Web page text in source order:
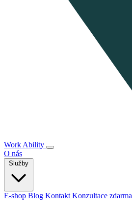
Work Ability
O nás
Služby
E-shop Blog Kontakt Konzultace zdarma